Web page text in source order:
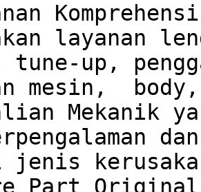
layanan
tune-up,
mesin,
Mekanik
jenis
Part